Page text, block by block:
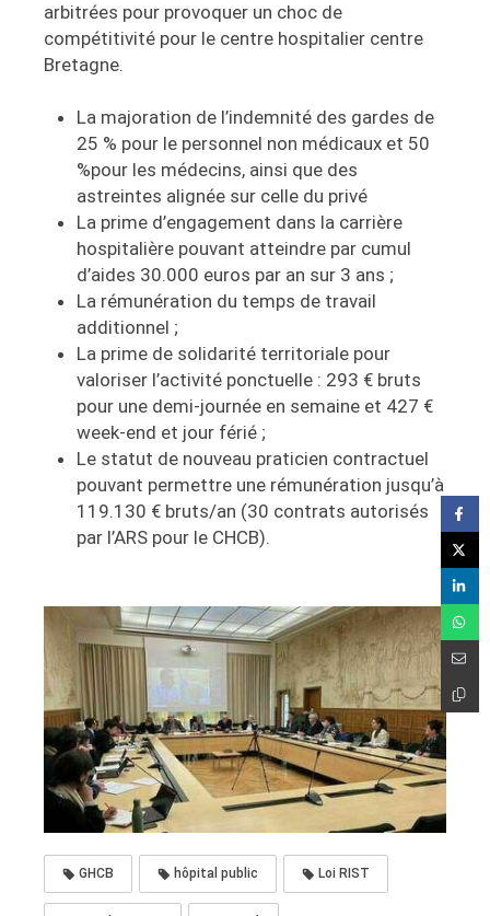
arbitrées pour provoquer un choc de
compétitivité pour le centre hospitalier centre
Bretagne.
La majoration de l’indemnité des gardes de
25 % pour le personnel non médicaux et 50
%pour les médecins, ainsi que des
astreintes alignée sur celle du privé
La prime d’engagement dans la carrière
hospitalière pouvant atteindre par cumul
d’aides 30.000 euros par an sur 3 ans ;
La rémunération du temps de travail
additionnel ;
La prime de solidarité territoriale pour
valoriser l’activité ponctuelle : 293 € bruts
pour une demi-journée en semaine et 427 €
week-end et jour férié ;
Le statut de nouveau praticien contractuel
pouvant permettre une rémunération jusqu’à
119.130 € bruts/an (30 contrats autorisés
par l’ARS pour le CHCB).
GHCB hôpital public Loi RIST